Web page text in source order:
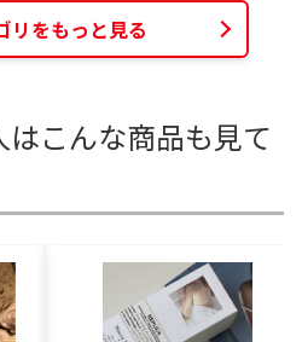
リをもっと見る
こんな商品も見て